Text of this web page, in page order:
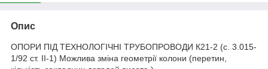
Опис
ОПОРИ ПІД ТЕХНОЛОГІЧНІ ТРУБОПРОВОДИ К21-2 (с. 3.015-
1/92 ст. II-1) Можлива зміна геометрії колони (перетин,